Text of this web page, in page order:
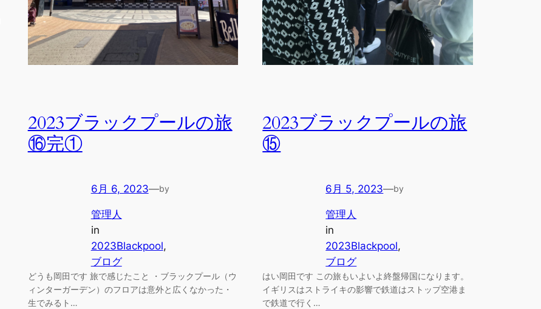
2023ブラックプールの旅
⑯完①
6月 6, 2023—by
管理人
in
2023Blackpool
ブログ
どうも岡田です 旅で感じたこと ・ブラックプール（ウ
ィンターガーデン）のフロアは意外と広くなかった・
生でみるト…
2023ブラックプールの旅
⑮
6月 5, 2023—by
管理人
in
2023Blackpool
ブログ
はい岡田です この旅もいよいよ終盤帰国になります。
イギリスはストライキの影響で鉄道はストップ空港ま
で鉄道で行く…